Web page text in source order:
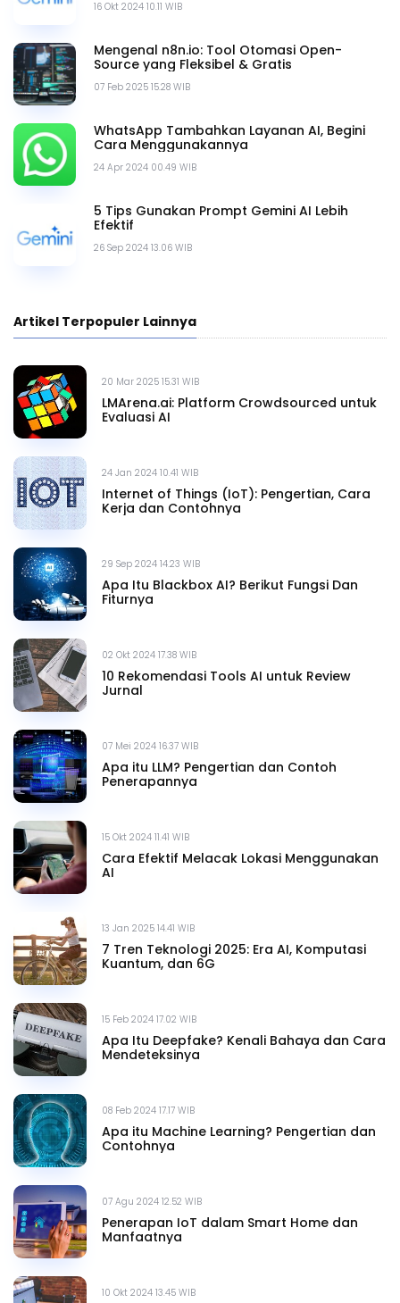
16 Okt 2024 10.11 WIB
07 Feb 2025 15.28 WIB
Mengenal n8n.io: Tool Otomasi Open-
Source yang Fleksibel & Gratis
24 Apr 2024 00.49 WIB
WhatsApp Tambahkan Layanan AI, Begini
Cara Menggunakannya
26 Sep 2024 13.06 WIB
5 Tips Gunakan Prompt Gemini AI Lebih
Efektif
Artikel Terpopuler Lainnya
20 Mar 2025 15.31 WIB
LMArena.ai: Platform Crowdsourced untuk
Evaluasi AI
24 Jan 2024 10.41 WIB
Internet of Things (IoT): Pengertian, Cara
Kerja dan Contohnya
29 Sep 2024 14.23 WIB
Apa Itu Blackbox AI? Berikut Fungsi Dan
Fiturnya
02 Okt 2024 17.38 WIB
10 Rekomendasi Tools AI untuk Review
Jurnal
07 Mei 2024 16.37 WIB
Apa itu LLM? Pengertian dan Contoh
Penerapannya
15 Okt 2024 11.41 WIB
Cara Efektif Melacak Lokasi Menggunakan
AI
13 Jan 2025 14.41 WIB
7 Tren Teknologi 2025: Era AI, Komputasi
Kuantum, dan 6G
15 Feb 2024 17.02 WIB
Apa Itu Deepfake? Kenali Bahaya dan Cara
Mendeteksinya
08 Feb 2024 17.17 WIB
Apa itu Machine Learning? Pengertian dan
Contohnya
07 Agu 2024 12.52 WIB
Penerapan IoT dalam Smart Home dan
Manfaatnya
10 Okt 2024 13.45 WIB